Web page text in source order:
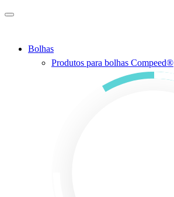
Ir para o conteúdo principal
Bolhas
Produtos para bolhas Compeed®